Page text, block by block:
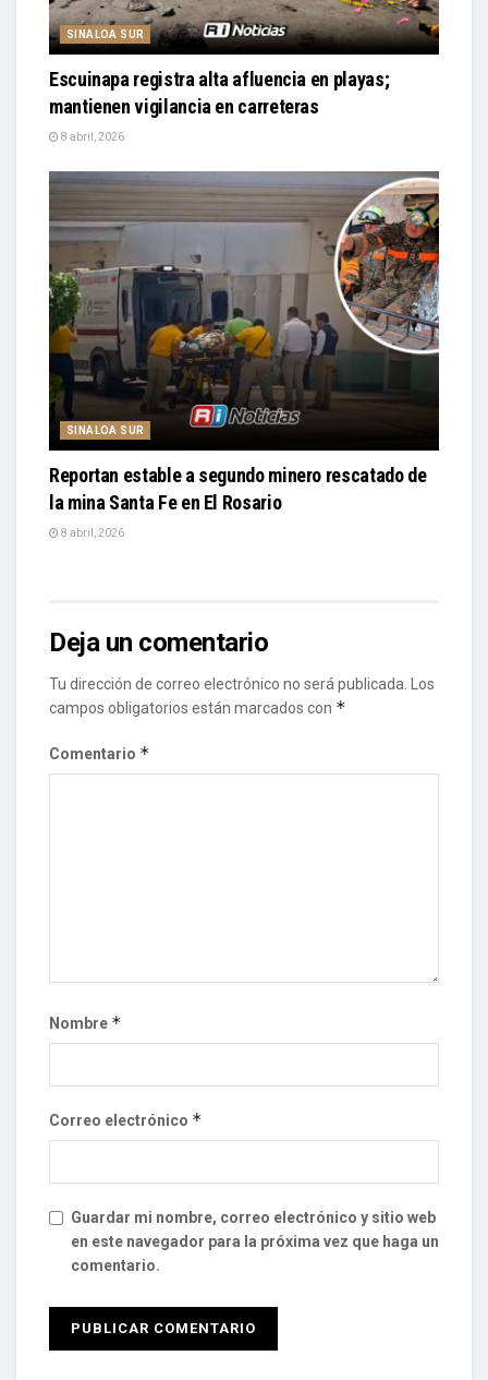
SINALOA SUR
Escuinapa registra alta afluencia en playas;
mantienen vigilancia en carreteras
8 abril, 2026
SINALOA SUR
Reportan estable a segundo minero rescatado de
la mina Santa Fe en El Rosario
8 abril, 2026
Deja un comentario
Tu dirección de correo electrónico no será publicada.
Los
campos obligatorios están marcados con *
Comentario *
Nombre *
Correo electrónico *
Guardar mi nombre, correo electrónico y sitio web
en este navegador para la próxima vez que haga un
comentario.